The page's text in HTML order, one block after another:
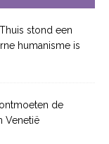
Thuis stond een
humanisme is
de
Venetië